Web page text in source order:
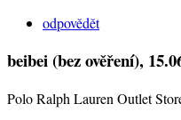
odpovědět
beibei (bez ověření),
Polo Ralph Lauren Outlet